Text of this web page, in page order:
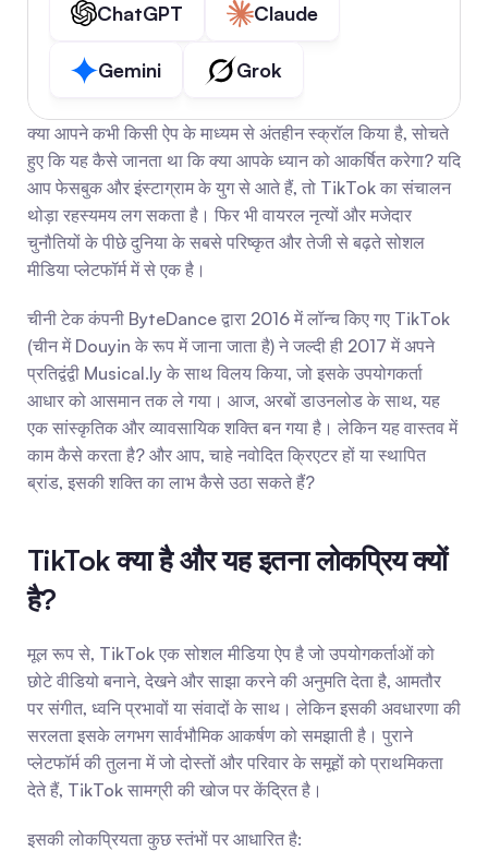
ChatGPT
Claude
Gemini Grok
क्या आपने कभी किसी ऐप के माध्यम से अंतहीन स्क्रॉल किया है, सोचते
हुए कि यह कैसे जानता था कि क्या आपके ध्यान को आकर्षित करेगा? यदि
आप फेसबुक और इंस्टाग्राम के युग से आते हैं, तो TikTok का संचालन
थोड़ा रहस्यमय लग सकता है। फिर भी वायरल नृत्यों और मजेदार
चुनौतियों के पीछे दुनिया के सबसे परिष्कृत और तेजी से बढ़ते सोशल
मीडिया प्लेटफॉर्म में से एक है।
चीनी टेक कंपनी ByteDance द्वारा 2016 में लॉन्च किए गए TikTok
(चीन में Douyin के रूप में जाना जाता है) ने जल्दी ही 2017 में अपने
प्रतिद्वंद्वी Musical.ly के साथ विलय किया, जो इसके उपयोगकर्ता
आधार को आसमान तक ले गया। आज, अरबों डाउनलोड के साथ, यह
एक सांस्कृतिक और व्यावसायिक शक्ति बन गया है। लेकिन यह वास्तव में
काम कैसे करता है? और आप, चाहे नवोदित क्रिएटर हों या स्थापित
ब्रांड, इसकी शक्ति का लाभ कैसे उठा सकते हैं?
TikTok क्या है और यह इतना लोकप्रिय क्यों
है?
मूल रूप से, TikTok एक सोशल मीडिया ऐप है जो उपयोगकर्ताओं को
छोटे वीडियो बनाने, देखने और साझा करने की अनुमति देता है, आमतौर
पर संगीत, ध्वनि प्रभावों या संवादों के साथ। लेकिन इसकी अवधारणा की
सरलता इसके लगभग सार्वभौमिक आकर्षण को समझाती है। पुराने
प्लेटफॉर्म की तुलना में जो दोस्तों और परिवार के समूहों को प्राथमिकता
देते हैं, TikTok सामग्री की खोज पर केंद्रित है।
इसकी लोकप्रियता कुछ स्तंभों पर आधारित है: